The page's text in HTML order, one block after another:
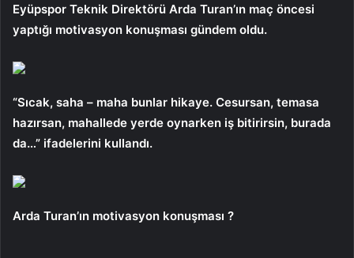
Eyüpspor Teknik Direktörü Arda Turan’ın maç öncesi
yaptığı motivasyon konuşması gündem oldu.
“Sıcak, saha – maha bunlar hikaye. Cesursan, temasa
hazırsan, mahallede yerde oynarken iş bitirirsin, burada
da…” ifadelerini kullandı.
Arda Turan’ın motivasyon konuşması ?